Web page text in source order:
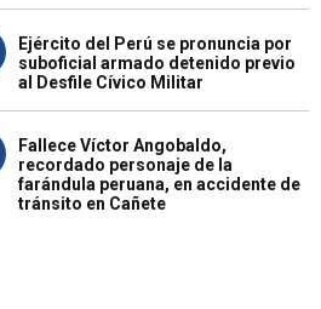
Ejército del Perú se pronuncia por
suboficial armado detenido previo
al Desfile Cívico Militar
Fallece Víctor Angobaldo,
recordado personaje de la
farándula peruana, en accidente de
tránsito en Cañete